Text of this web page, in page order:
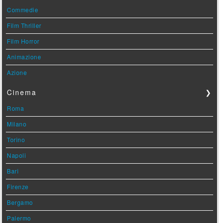
Commedie
Film Thriller
Film Horror
Animazione
Azione
Cinema ❯
Roma
Milano
Torino
Napoli
Bari
Firenze
Bergamo
Palermo